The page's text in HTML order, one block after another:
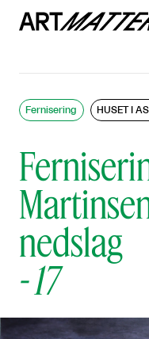
nedslag
-17
Fernisering HUSET I